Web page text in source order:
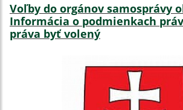
Voľby do orgánov samosprávy
Informácia o podmienkach
práva byť volený